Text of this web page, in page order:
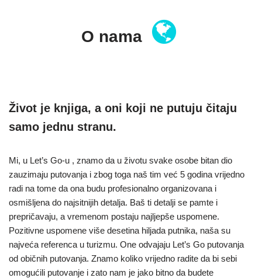
O nama
Život je knjiga, a oni koji ne putuju čitaju
samo jednu stranu.
Mi, u Let’s Go-u , znamo da u životu svake osobe bitan dio
zauzimaju putovanja i zbog toga naš tim već 5 godina vrijedno
radi na tome da ona budu profesionalno organizovana i
osmišljena do najsitnijih detalja. Baš ti detalji se pamte i
prepričavaju, a vremenom postaju najljepše uspomene.
Pozitivne uspomene više desetina hiljada putnika, naša su
najveća referenca u turizmu. One odvajaju Let’s Go putovanja
od običnih putovanja. Znamo koliko vrijedno radite da bi sebi
omogućili putovanje i zato nam je jako bitno da budete